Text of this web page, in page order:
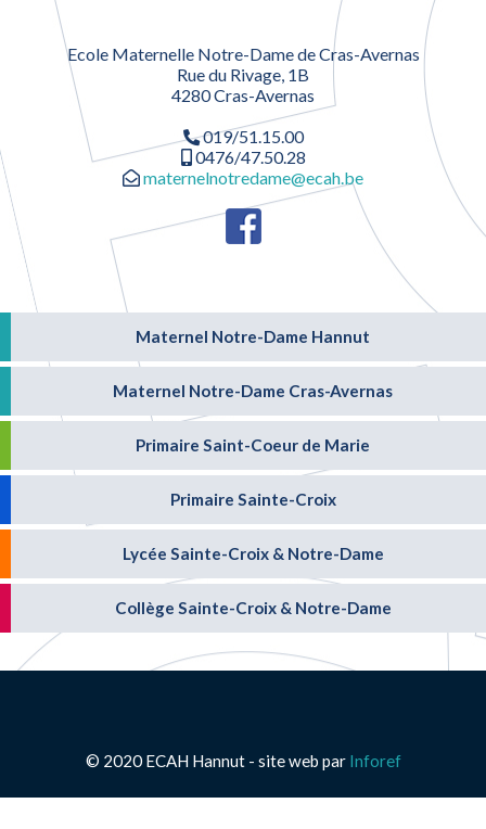
Ecole Maternelle Notre-Dame de Cras-Avernas
Rue du Rivage, 1B
4280 Cras-Avernas
019/51.15.00
0476/47.50.28
maternelnotredame@ecah.be
Maternel Notre-Dame Hannut
Maternel Notre-Dame Cras-Avernas
Primaire Saint-Coeur de Marie
Primaire Sainte-Croix
Lycée Sainte-Croix & Notre-Dame
Collège Sainte-Croix & Notre-Dame
© 2020 ECAH Hannut - site web par Inforef